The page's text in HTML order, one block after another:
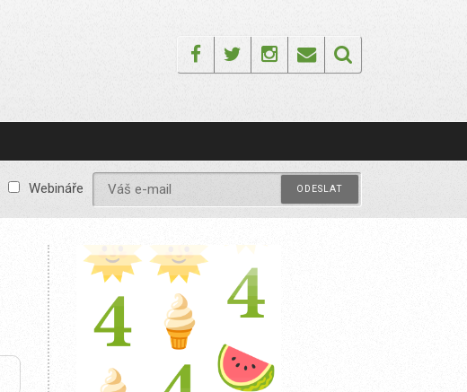
FacebookTwitterInstagram
Email
Webináře